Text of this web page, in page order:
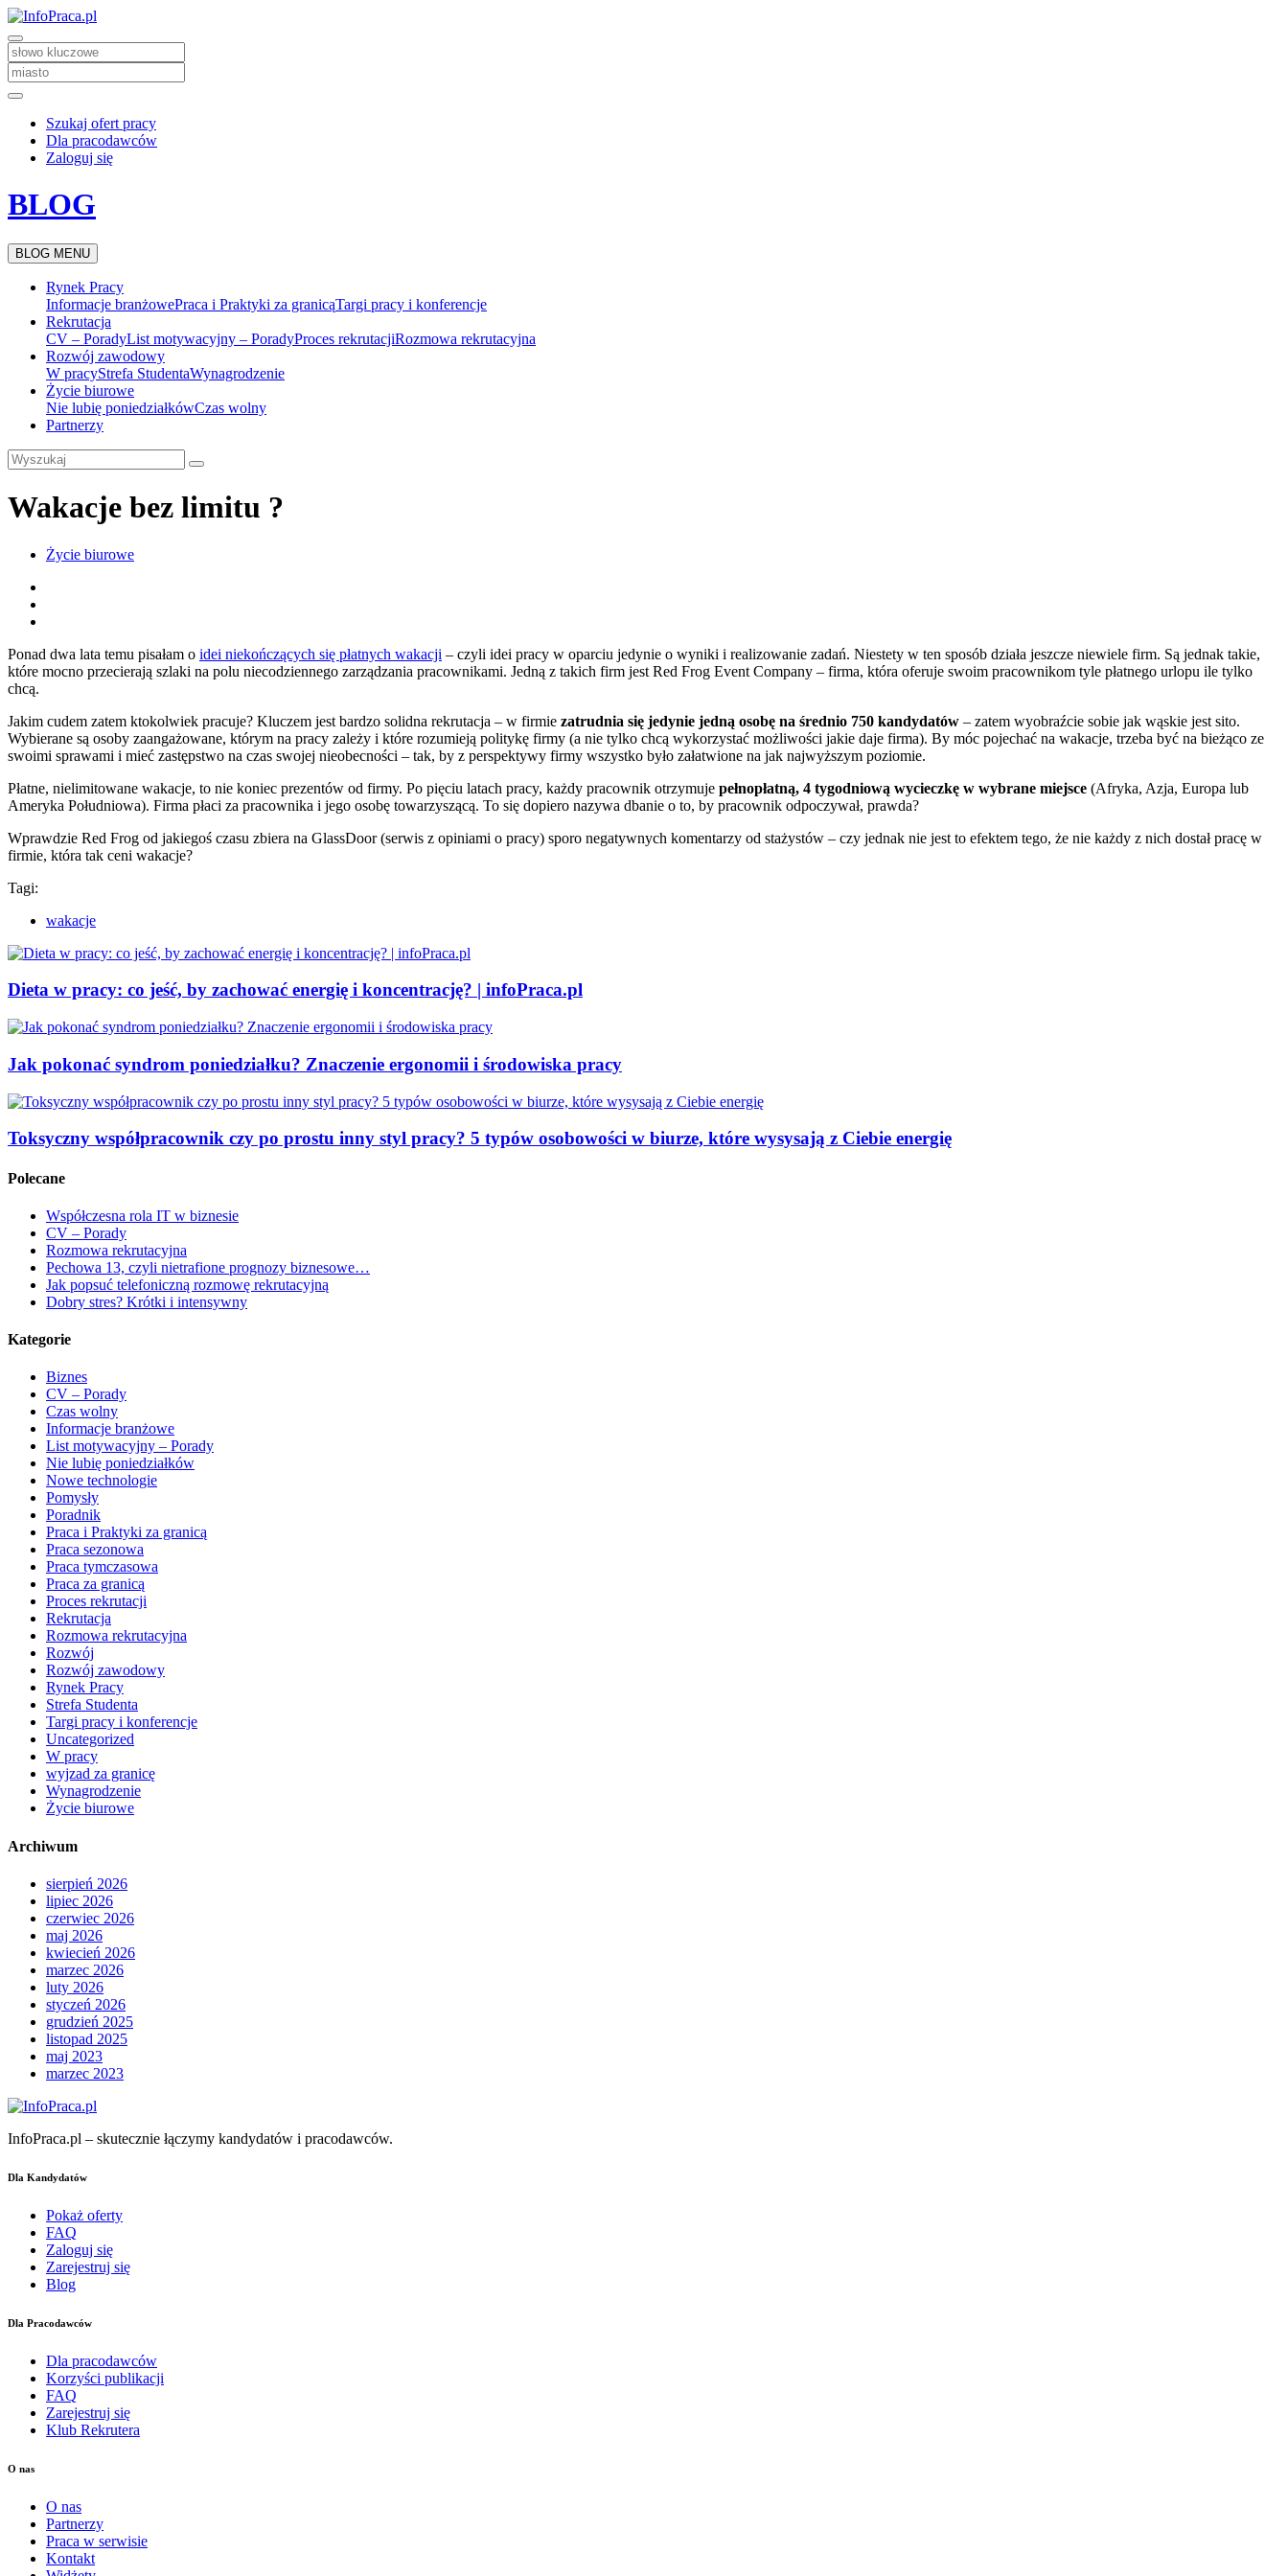
Szukaj ofert pracy
Dla pracodawców
Zaloguj się
BLOG
BLOG MENU
Rynek Pracy
Informacje branżowePraca i Praktyki za granicąTargi pracy i konferencje
Rekrutacja
CV – PoradyList motywacyjny – PoradyProces rekrutacjiRozmowa rekrutacyjna
Rozwój zawodowy
W pracyStrefa StudentaWynagrodzenie
Życie biurowe
Nie lubię poniedziałkówCzas wolny
Partnerzy
Wakacje bez limitu ?
Życie biurowe
Ponad dwa lata temu pisałam o idei niekończących się płatnych wakacji – czyli idei pracy w oparciu jedynie o wyniki i realizowanie zadań. Niestety w ten sposób działa jeszcze niewiele firm. Są jednak takie,
które mocno przecierają szlaki na polu niecodziennego zarządzania pracownikami. Jedną z takich firm jest Red Frog Event Company – firma, która oferuje swoim pracownikom tyle płatnego urlopu ile tylko
chcą.
Jakim cudem zatem ktokolwiek pracuje? Kluczem jest bardzo solidna rekrutacja – w firmie zatrudnia się jedynie jedną osobę na średnio 750 kandydatów – zatem wyobraźcie sobie jak wąskie jest sito.
Wybierane są osoby zaangażowane, którym na pracy zależy i które rozumieją politykę firmy (a nie tylko chcą wykorzystać możliwości jakie daje firma). By móc pojechać na wakacje, trzeba być na bieżąco ze
swoimi sprawami i mieć zastępstwo na czas swojej nieobecności – tak, by z perspektywy firmy wszystko było załatwione na jak najwyższym poziomie.
Płatne, nielimitowane wakacje, to nie koniec prezentów od firmy. Po pięciu latach pracy, każdy pracownik otrzymuje pełnopłatną, 4 tygodniową wycieczkę w wybrane miejsce (Afryka, Azja, Europa lub
Ameryka Południowa). Firma płaci za pracownika i jego osobę towarzyszącą. To się dopiero nazywa dbanie o to, by pracownik odpoczywał, prawda?
Wprawdzie Red Frog od jakiegoś czasu zbiera na GlassDoor (serwis z opiniami o pracy) sporo negatywnych komentarzy od stażystów – czy jednak nie jest to efektem tego, że nie każdy z nich dostał pracę w
firmie, która tak ceni wakacje?
Tagi:
wakacje
Dieta w pracy: co jeść, by zachować energię i koncentrację? | infoPraca.pl
Jak pokonać syndrom poniedziałku? Znaczenie ergonomii i środowiska pracy
Toksyczny współpracownik czy po prostu inny styl pracy? 5 typów osobowości w biurze, które wysysają z Ciebie energię
Polecane
Współczesna rola IT w biznesie
CV – Porady
Rozmowa rekrutacyjna
Pechowa 13, czyli nietrafione prognozy biznesowe…
Jak popsuć telefoniczną rozmowę rekrutacyjną
Dobry stres? Krótki i intensywny
Kategorie
Biznes
CV – Porady
Czas wolny
Informacje branżowe
List motywacyjny – Porady
Nie lubię poniedziałków
Nowe technologie
Pomysły
Poradnik
Praca i Praktyki za granicą
Praca sezonowa
Praca tymczasowa
Praca za granicą
Proces rekrutacji
Rekrutacja
Rozmowa rekrutacyjna
Rozwój
Rozwój zawodowy
Rynek Pracy
Strefa Studenta
Targi pracy i konferencje
Uncategorized
W pracy
wyjzad za granicę
Wynagrodzenie
Życie biurowe
Archiwum
sierpień 2026
lipiec 2026
czerwiec 2026
maj 2026
kwiecień 2026
marzec 2026
luty 2026
styczeń 2026
grudzień 2025
listopad 2025
maj 2023
marzec 2023
InfoPraca.pl – skutecznie łączymy kandydatów i pracodawców.
Dla Kandydatów
Pokaż oferty
FAQ
Zaloguj się
Zarejestruj się
Blog
Dla Pracodawców
Dla pracodawców
Korzyści publikacji
FAQ
Zarejestruj się
Klub Rekrutera
O nas
O nas
Partnerzy
Praca w serwisie
Kontakt